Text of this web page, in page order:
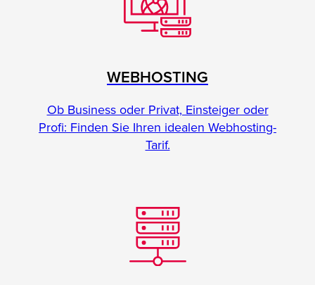
WEBHOSTING
Ob Business oder Privat, Einsteiger oder
Profi: Finden Sie Ihren idealen Webhosting-
Tarif.